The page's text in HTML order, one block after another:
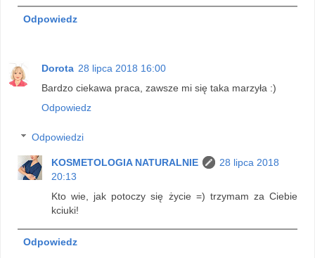
Odpowiedz
Dorota 28 lipca 2018 16:00
Bardzo ciekawa praca, zawsze mi się taka marzyła :)
Odpowiedz
Odpowiedzi
KOSMETOLOGIA NATURALNIE
28 lipca 2018
20:13
Kto wie, jak potoczy się życie =) trzymam za Ciebie
kciuki!
Odpowiedz